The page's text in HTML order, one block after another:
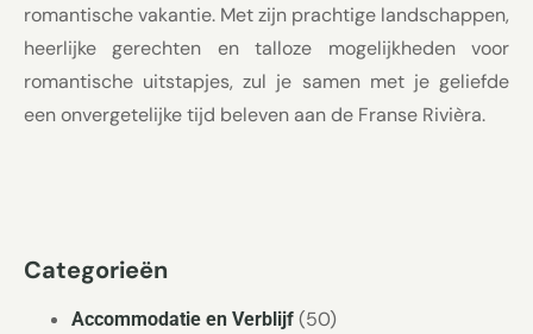
romantische vakantie. Met zijn prachtige landschappen,
heerlijke gerechten en talloze mogelijkheden voor
romantische uitstapjes, zul je samen met je geliefde
een onvergetelijke tijd beleven aan de Franse Rivièra.
Categorieën
Accommodatie en Verblijf (50)